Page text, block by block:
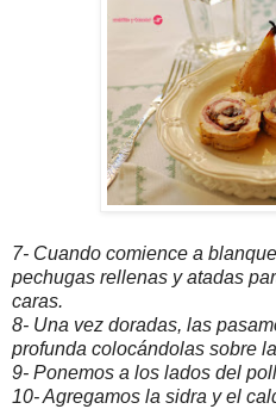
7- Cuando comience a
pechugas rellenas y atadas
caras.
8- Una vez doradas, las
profunda colocándolas sobre
9- Ponemos a los lados del
10- Agregamos la sidra y el